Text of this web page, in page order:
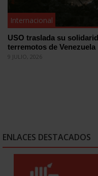
Internacional
USO traslada su
terremotos de Venezuela
9 JULIO, 2026
ENLACES DESTACADOS